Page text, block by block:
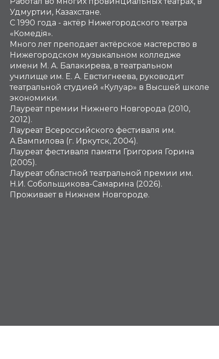
Удмуртии, Казахстане.
С 1990 года - актёр Нижегородского театра
«Комедiя».
Много лет преподает актёрское мастерство в
Нижегородском музыкальном колледже
имени М. А. Балакирева, в театральном
училище им. Е. А. Евстигнеева, руководит
театральной студией «Кулуар» в Высшей школе
экономики.
Лауреат премии Нижнего Новгорода (2010,
2012).
Лауреат Всероссийского фестиваля им.
А.Вампилова (г. Иркутск, 2004).
Лауреат фестиваля памяти Григория Горина
(2005).
Лауреат областной театральной премии им.
Н.И. Собольщикова-Самарина (2026).
Проживает в Нижнем Новгороде.